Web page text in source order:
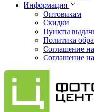
Информация
Оптовикам
Скидки
Пункты
Политика
Соглашение
Соглашение